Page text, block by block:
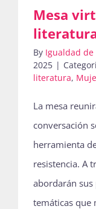
Mesa
By Igualdad de
2025 |
literatura,
La mesa
conversación
herramienta
resistencia. A
abordarán sus
temáticas que